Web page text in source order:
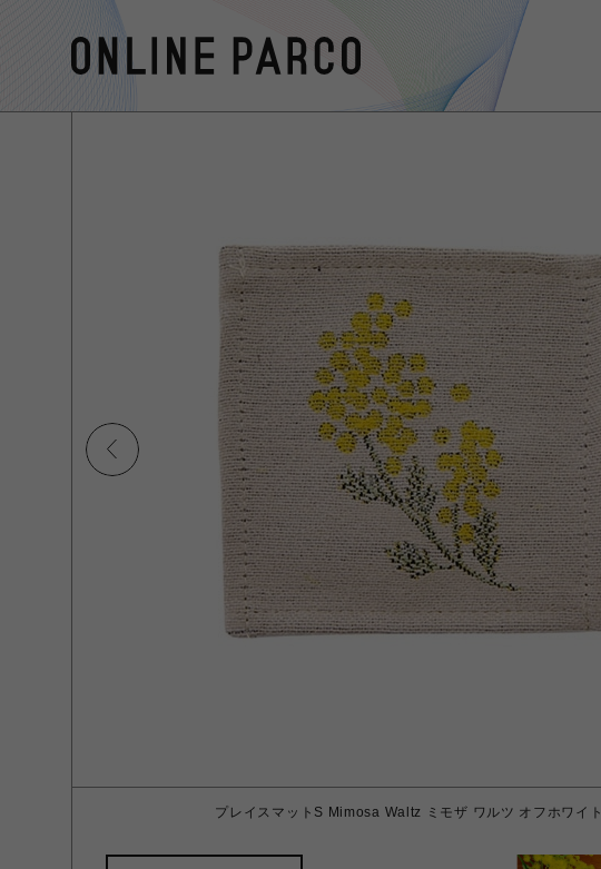
プレイスマットS Mimosa Waltz ミモザ ワルツ オフホワイト